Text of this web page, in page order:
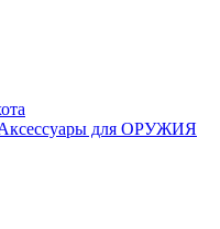
для ОРУЖИЯ